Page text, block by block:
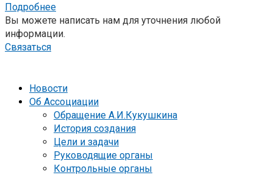
Подробнее
Вы можете написать нам для уточнения любой
информации.
Связаться
Новости
Об Ассоциации
Обращение А.И.Кукушкина
История создания
Цели и задачи
Руководящие органы
Контрольные органы